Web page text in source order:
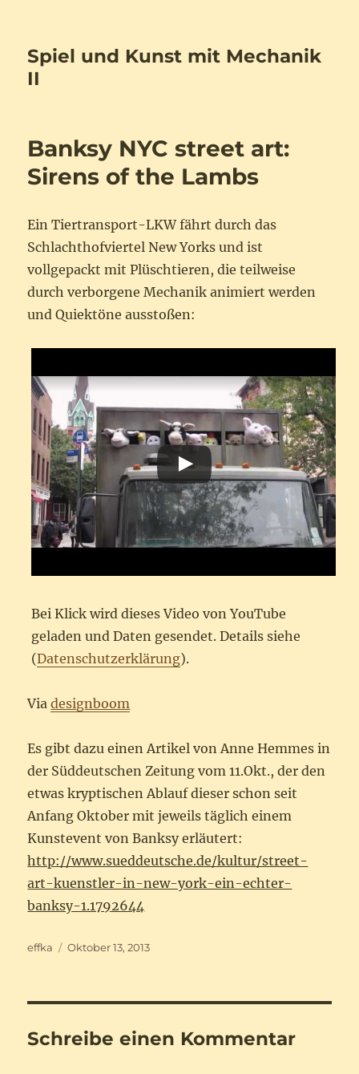
Spiel und Kunst mit Mechanik
II
Banksy NYC street art:
Sirens of the Lambs
Ein Tiertransport-LKW fährt durch das
Schlachthofviertel New Yorks und ist
vollgepackt mit Plüschtieren, die teilweise
durch verborgene Mechanik animiert werden
und Quiektöne ausstoßen:
Bei Klick wird dieses Video von YouTube
geladen und Daten gesendet. Details siehe
(Datenschutzerklärung).
Viadesignboom
Es gibt dazu einen Artikel von Anne Hemmes in
der Süddeutschen Zeitung vom 11.Okt., der den
etwas kryptischen Ablauf dieser schon seit
Anfang Oktober mit jeweils täglich einem
Kunstevent von Banksy erläutert:
http://www.sueddeutsche.de/kultur/street-
art-kuenstler-in-new-york-ein-echter-
banksy-1.1792644
Autor
effka
Veröffentlicht
Oktober 13, 2013
Schreibe einen Kommentar